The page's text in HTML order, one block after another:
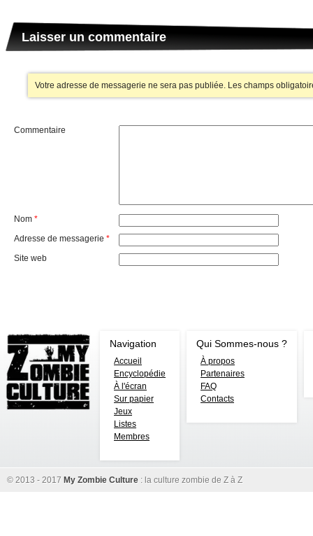
Laisser un commentaire
Votre adresse de messagerie ne sera pas publiée. Les champs
Commentaire
Nom *
Adresse de messagerie *
Site web
Navigation
Accueil
Encyclopédie
À l'écran
Sur papier
Jeux
Listes
Membres
Qui Sommes-nous ?
À propos
Partenaires
FAQ
Contacts
© 2013 - 2017 My Zombie Culture : la culture zombie de Z à Z